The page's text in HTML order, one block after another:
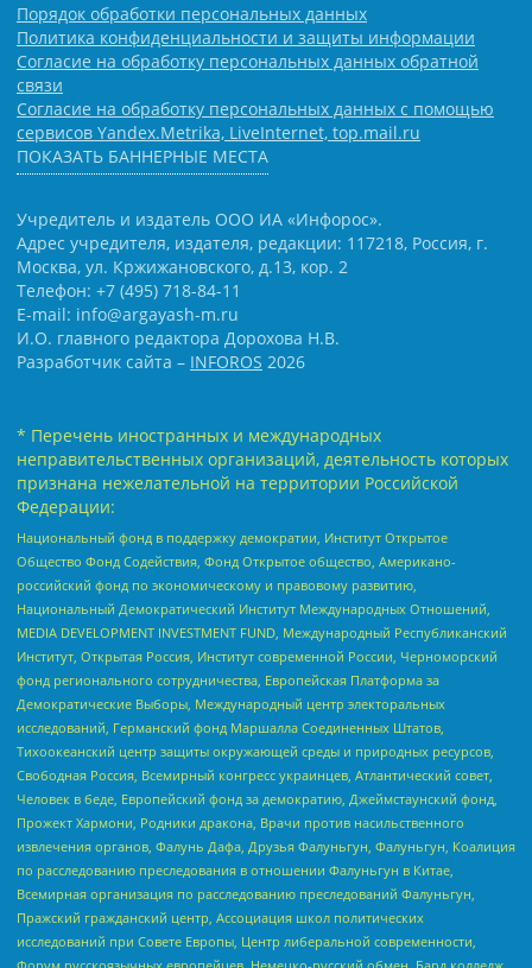
Порядок обработки персональных данных
Политика конфиденциальности и защиты информации
Согласие на обработку персональных данных обратной
связи
Согласие на обработку персональных данных с помощью
сервисов Yandex.Metrika, LiveInternet, top.mail.ru
ПОКАЗАТЬ БАННЕРНЫЕ МЕСТА
Учредитель и издатель ООО ИА «Инфорос».
Адрес учредителя, издателя, редакции: 117218, Россия, г.
Москва, ул. Кржижановского, д.13, кор. 2
Телефон: +7 (495) 718-84-11
E-mail: info@argayash-m.ru
И.О. главного редактора Дорохова Н.В.
Разработчик сайта – INFOROS 2026
* Перечень иностранных и международных
неправительственных организаций, деятельность которых
признана нежелательной на территории Российской
Федерации:
Национальный фонд в поддержку демократии, Институт Открытое
Общество Фонд Содействия, Фонд Открытое общество, Американо-
российский фонд по экономическому и правовому развитию,
Национальный Демократический Институт Международных Отношений,
MEDIA DEVELOPMENT INVESTMENT FUND, Международный Республиканский
Институт, Открытая Россия, Институт современной России, Черноморский
фонд регионального сотрудничества, Европейская Платформа за
Демократические Выборы, Международный центр электоральных
исследований, Германский фонд Маршалла Соединенных Штатов,
Тихоокеанский центр защиты окружающей среды и природных ресурсов,
Свободная Россия, Всемирный конгресс украинцев, Атлантический совет,
Человек в беде, Европейский фонд за демократию, Джеймстаунский фонд,
Прожект Хармони, Родники дракона, Врачи против насильственного
извлечения органов, Фалунь Дафа, Друзья Фалуньгун, Фалуньгун, Коалиция
по расследованию преследования в отношении Фалуньгун в Китае,
Всемирная организация по расследованию преследований Фалуньгун,
Пражский гражданский центр, Ассоциация школ политических
исследований при Совете Европы, Центр либеральной современности,